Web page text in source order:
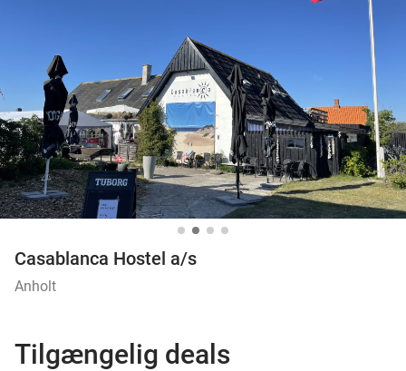
10+ millioner medlemmer
Casablanca Hostel a/s
Anholt
Tilgængelig deals